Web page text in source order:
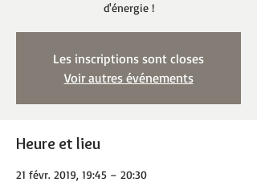
d'énergie !
Les inscriptions sont closes
Voir autres événements
Heure et lieu
21 févr. 2019, 19:45 – 20:30